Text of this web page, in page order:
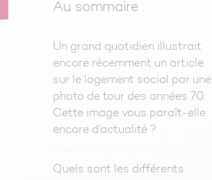
Au sommaire :
Un grand quotidien illustrait
encore récemment un article
sur le logement social par une
photo de tour des années 70.
Cette image vous paraît-elle
encore d’actualité ?
Quels sont les différents